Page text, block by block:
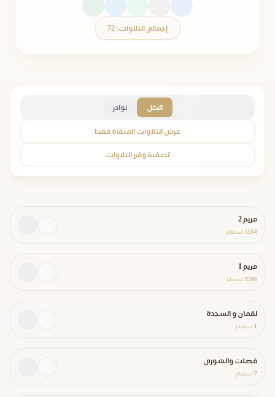
إجمالي التلاوات: 72
الكل نوادر
عرض التلاوات المنقاة فقط
تصفية وفرز التلاوات
مريم 2
5504 استماع
مريم 1
9506 استماع
لقمان و السجدة
1 استماع
فصلت والشورى
7 استماع